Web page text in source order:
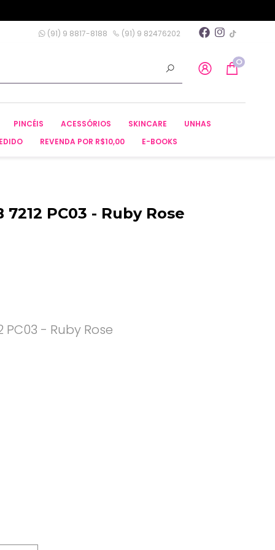
(91) 9 8817-8188 (91) 9 82476202
0
PINCÉIS ACESSÓRIOS SKINCARE
UNHAS
REVENDA POR R$10,00 E-BOOKS
PC03 - Ruby Rose
PC03 - Ruby Rose